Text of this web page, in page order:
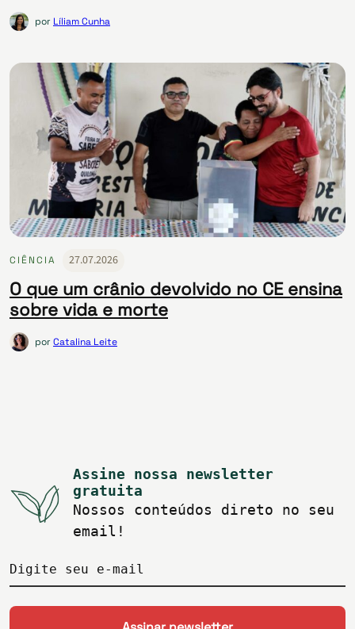
por Líliam Cunha
CIÊNCIA 27.07.2026
O que um crânio devolvido no CE ensina
sobre vida e morte
porCatalina Leite
Assine nossa newsletter
gratuita
Nossos conteúdos direto no seu
email!
Digite seu e-mail